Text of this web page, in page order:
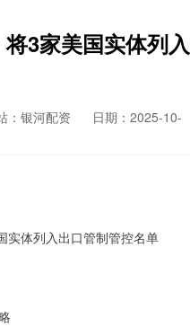
3家美国实体列入
：银河配资
日期：2025-10-